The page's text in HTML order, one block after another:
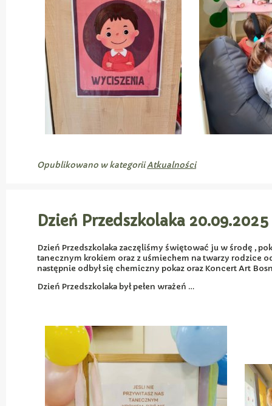
Opublikowano w kategoriiAtkualności
Dzień Przedszkolaka 20.09.2025
Dzień Przedszkolaka zaczęliśmy świętować ju w środę ,
tanecznym krokiem oraz z uśmiechem na twarzy rodzice
następnie odbył się chemiczny pokaz oraz Koncert Art
Dzień Przedszkolaka był pełen wrażeń …